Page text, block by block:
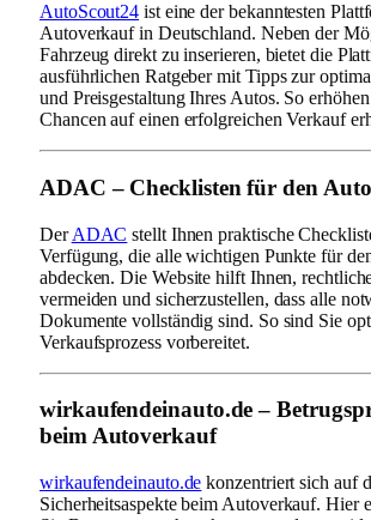
AutoScout24 ist eine der bekanntesten
Autoverkauf in Deutschland. Neben der
Fahrzeug direkt zu inserieren, bietet die
ausführlichen Ratgeber mit Tipps zur
und Preisgestaltung Ihres Autos. So
Chancen auf einen erfolgreichen Verkauf
ADAC – Checklisten für den
DerADAC stellt Ihnen praktische
Verfügung, die alle wichtigen Punkte für
abdecken. Die Website hilft Ihnen,
vermeiden und sicherzustellen, dass alle
Dokumente vollständig sind. So sind Sie
Verkaufsprozess vorbereitet.
wirkaufendeinauto.de –
beim Autoverkauf
wirkaufendeinauto.de konzentriert sich auf
Sicherheitsaspekte beim Autoverkauf. Hier